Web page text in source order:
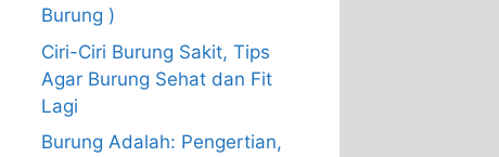
Burung )
Ciri-Ciri Burung Sakit, Tips
Agar Burung Sehat dan Fit
Lagi
Burung Adalah: Pengertian,